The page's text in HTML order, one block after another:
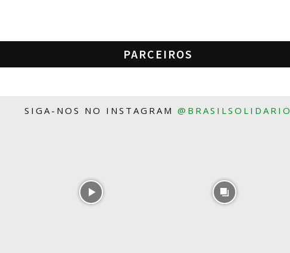
PARCEIROS
SIGA-NOS NO INSTAGRAM @BRASILSOLIDARIO